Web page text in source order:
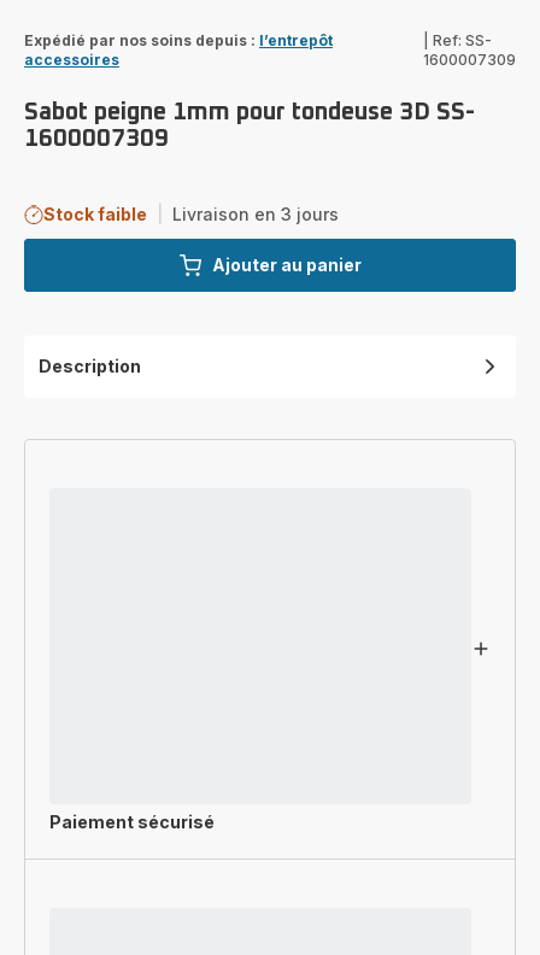
Expédié par nos soins depuis : l’entrepôt
accessoires
Ref: SS-
1600007309
Sabot peigne 1mm pour tondeuse 3D SS-
1600007309
Stock faible Livraison en 3 jours
Ajouter au panier
Description
Paiement sécurisé